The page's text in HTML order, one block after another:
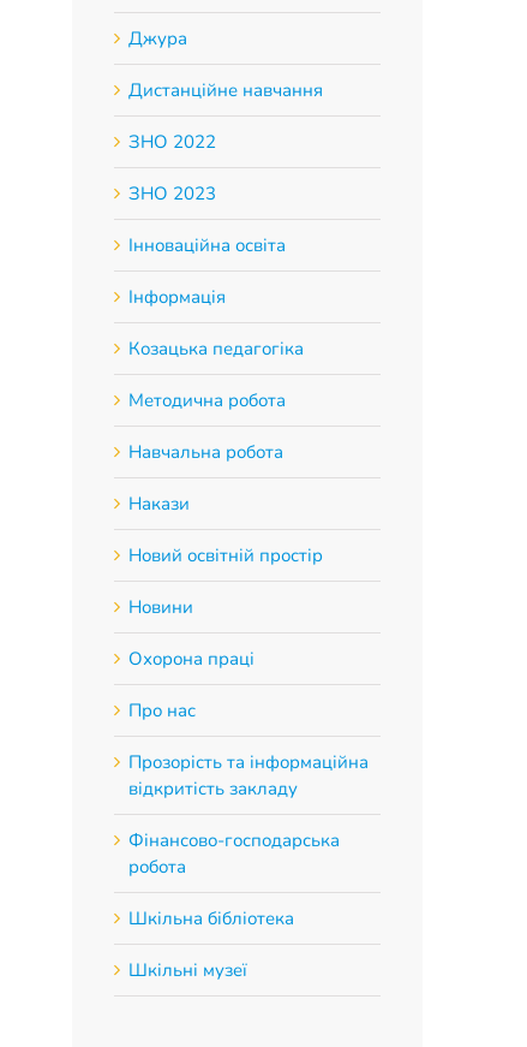
Джура
Дистанційне навчання
ЗНО 2022
ЗНО 2023
Інноваційна освіта
Інформація
Козацька педагогіка
Методична робота
Навчальна робота
Накази
Новий освітній простір
Новини
Охорона праці
Про нас
Прозорість та інформаційна
відкритість закладу
Фінансово-господарська
робота
Шкільна бібліотека
Шкільні музеї